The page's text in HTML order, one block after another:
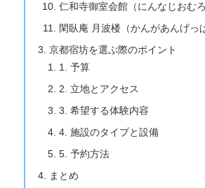
仁和寺御室会館（にんなじおむ
閑臥庵 月波楼（かんがあんげっ
京都宿坊を選ぶ際のポイント
1. 予算
2. 立地とアクセス
3. 希望する体験内容
4. 施設のタイプと設備
5. 予約方法
まとめ